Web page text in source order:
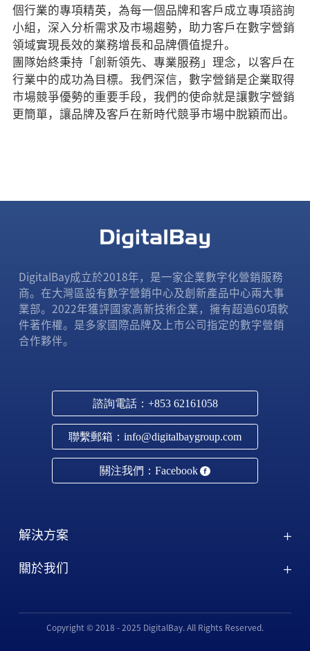
個行業的專項精英，為每一個品牌和客戶成立專項諮詢
小組，深入分析需求及市場趨勢，助力客戶在數字營銷
領域實現長效的業務增長和品牌價值提升。
團隊始終秉持「創新領先、專業服務」理念，以客戶在
行業中的成功為目標。我們深信，數字營銷是企業取得
市場競爭優勢的重要手段，我們的使命就是讓數字營銷
更簡單，讓品牌及客戶在新時代競爭市場中脫穎而出。
DigitalBay成立於2018年，是一家企業數字化營銷服務
商。在大灣區設有數字營銷中心及創新產品中心兩大事
業部。2022年獲評國家高新技術企業，擁有超過60項軟
件著作權。是多家國際品牌及上市公司指定的數字營銷
合作夥伴。
諮詢電話：+853 62161058
聯繫郵箱：info@digitalbaygroup.com
關注我們：Facebook
解決方案
關於我们
Copyright © 2018 - 2025 DigitalBay. All Rights Reserved.